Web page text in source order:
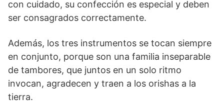
con cuidado, su confección es especial y deben
ser consagrados correctamente.
Además, los tres instrumentos se tocan siempre
en conjunto, porque son una familia inseparable
de tambores, que juntos en un solo ritmo
invocan, agradecen y traen a los orishas a la
tierra.